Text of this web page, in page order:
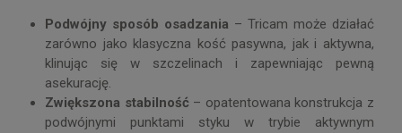
Podwójny sposób osadzania – Tricam może działać
zarówno jako klasyczna kość pasywna, jak i aktywna,
klinując się w szczelinach i zapewniając pewną
asekurację.
Zwiększona stabilność– opatentowana konstrukcja z
podwójnymi punktami styku w trybie aktywnym